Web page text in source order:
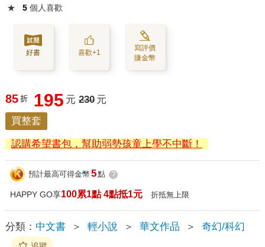
★
5 個人喜歡
好書 喜歡+1
寫評價
賺金幣
85 折 195 元 230 元
買整套
認購希望書包，幫助弱勢孩童上學不中斷！
預計最高可得金幣 5點 ?
HAPPY GO享100累1點 4點抵1元 折抵無上限
分類： 中文書 ＞ 輕小說 ＞ 華文作品 ＞ 奇幻/科幻